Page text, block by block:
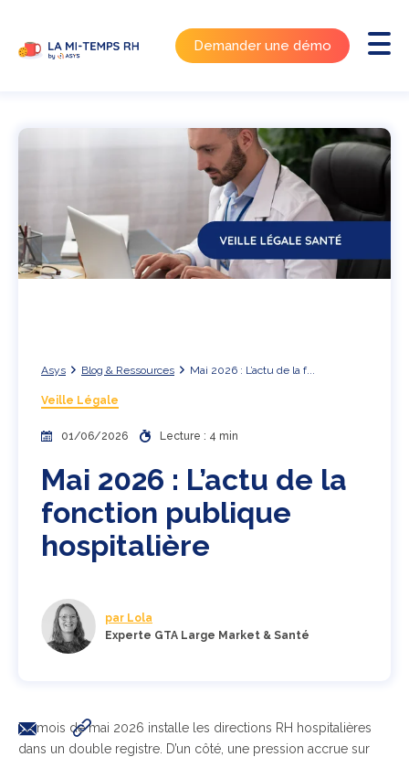
Demander une démo
Asys Blog & Ressources Mai 2026 : L’actu de la f...
Veille Légale
01/06/2026 Lecture : 4 min
Mai 2026 : L’actu de la
fonction publique
hospitalière
par Lola
Experte GTA Large Market & Santé
Le mois de mai 2026 installe les directions RH hospitalières
dans un double registre. D’un côté, une pression accrue sur